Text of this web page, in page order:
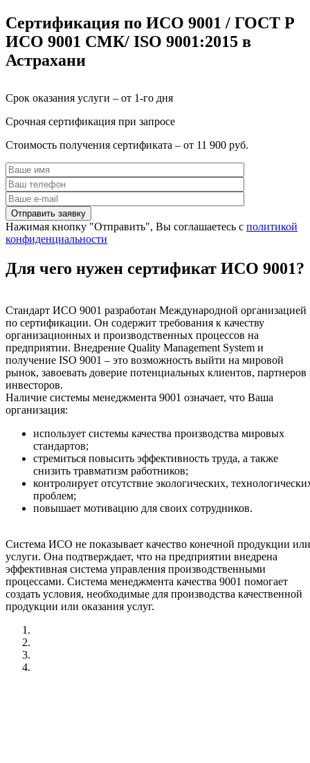
Сертификация по ИСО 9001 / ГОСТ Р
ИСО 9001 СМК/ ISO 9001:2015 в
Астрахани
Срок оказания услуги – от 1-го дня
Срочная сертификация при запросе
Стоимость получения сертификата – от 11 900 руб.
Нажимая кнопку "Отправить", Вы соглашаетесь с политикой
конфиденциальности
Для чего нужен сертификат ИСО 9001?
Стандарт ИСО 9001 разработан Международной организацией
по сертификации. Он содержит требования к качеству
организационных и производственных процессов на
предприятии. Внедрение Quality Management System и
получение ISO 9001 – это возможность выйти на мировой
рынок, завоевать доверие потенциальных клиентов, партнеров
инвесторов.
Наличие системы менеджмента 9001 означает, что Ваша
организация:
использует системы качества производства мировых
стандартов;
стремиться повысить эффективность труда, а также
снизить травматизм работников;
контролирует отсутствие экологических,
проблем;
повышает мотивацию для своих сотрудников.
Система ИСО не показывает качество конечной продукции или
услуги. Она подтверждает, что на предприятии внедрена
эффективная система управления производственными
процессами. Система менеджмента качества 9001 помогает
создать условия, необходимые для производства качественной
продукции или оказания услуг.